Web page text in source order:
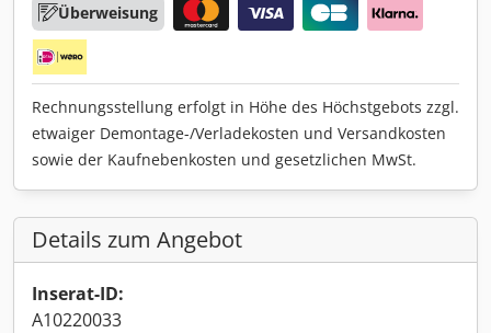
Überweisung
Rechnungsstellung erfolgt in Höhe des Höchstgebots zzgl.
etwaiger Demontage-/Verladekosten und Versandkosten
sowie der Kaufnebenkosten und gesetzlichen MwSt.
Details zum Angebot
Inserat-ID:
A10220033